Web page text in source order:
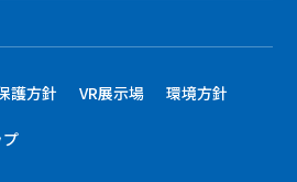
護方針 VR展示場 環境方針